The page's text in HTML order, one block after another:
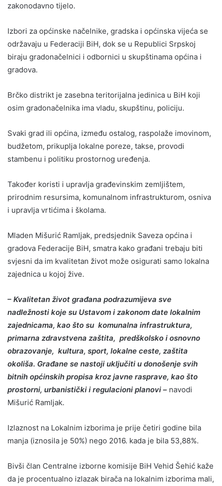
zakonodavno tijelo.
Izbori za općinske načelnike, gradska i općinska vijeća se
održavaju u Federaciji BiH, dok se u Republici Srpskoj
biraju gradonačelnici i odbornici u skupštinama općina i
gradova.
Brčko distrikt je zasebna teritorijalna jedinica u BiH koji
osim gradonačelnika ima vladu, skupštinu, policiju.
Svaki grad ili općina, između ostalog, raspolaže imovinom,
budžetom, prikuplja lokalne poreze, takse, provodi
stambenu i politiku prostornog uređenja.
Također koristi i upravlja građevinskim zemljištem,
prirodnim resursima, komunalnom infrastrukturom, osniva
i upravlja vrtićima i školama.
Mladen Mišurić Ramljak, predsjednik Saveza općina i
gradova Federacije BiH, smatra kako građani trebaju biti
svjesni da im kvalitetan život može osigurati samo lokalna
zajednica u kojoj žive.
– Kvalitetan život građana podrazumijeva sve
nadležnosti koje su Ustavom i zakonom date lokalnim
zajednicama, kao što su komunalna infrastruktura,
primarna zdravstvena zaštita, predškolsko i osnovno
obrazovanje, kultura, sport, lokalne ceste, zaštita
okoliša. Građane se nastoji uključiti u donošenje svih
bitnih općinskih propisa kroz javne rasprave, kao što
prostorni, urbanistički i regulacioni planovi – navodi
Mišurić Ramljak.
Izlaznost na Lokalnim izborima je prije četiri godine bila
manja (iznosila je 50%) nego 2016. kada je bila 53,88%.
Bivši član Centralne izborne komisije BiH Vehid Šehić kaže
da je procentualno izlazak birača na lokalnim izborima mali,